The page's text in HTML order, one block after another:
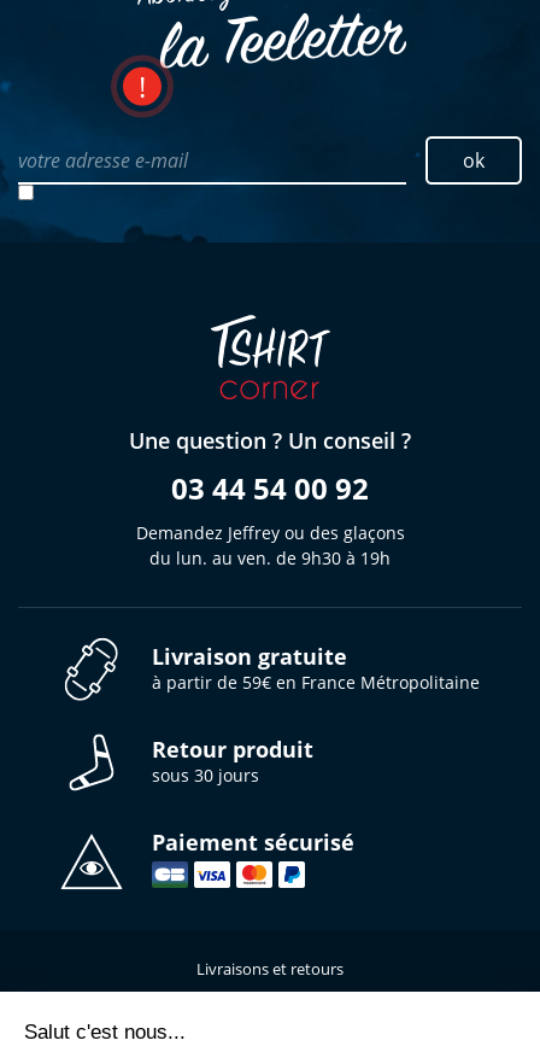
la Teeletter
votre adresse e-mail ok
Une question ? Un conseil ?
03 44 54 00 92
Demandez Jeffrey ou des glaçons
du lun. au ven. de 9h30 à 19h
Livraison gratuite
à partir de 59€ en France Métropolitaine
Retour produit
sous 30 jours
Paiement sécurisé
Livraisons et retours
Qui sommes-nous ?
Salut c'est nous...